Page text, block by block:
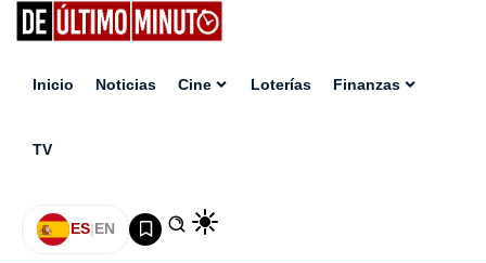
Inicio Noticias Cine Loterías Finanzas
TV
ES|EN